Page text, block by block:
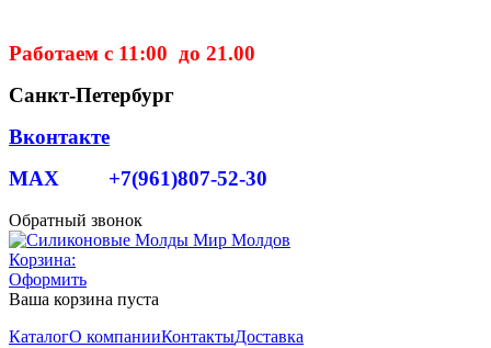
Работаем с 11:00 до 21.00
Санкт-Петербург
Вконтакте
MAX +7(961)807-52-30
Обратный звонок
Корзина:
Оформить
Ваша корзина пуста
КаталогО компанииКонтактыДоставка